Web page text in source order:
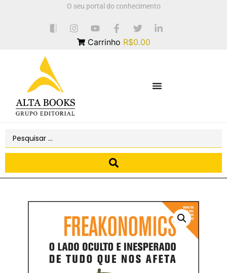
O seu portal do conhecimento
Carrinho R$0.00